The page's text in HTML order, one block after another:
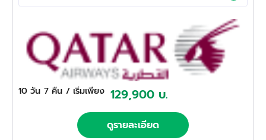
10 วัน 7 คืน / เริ่มเพียง 129,900 บ.
ดูรายละเอียด